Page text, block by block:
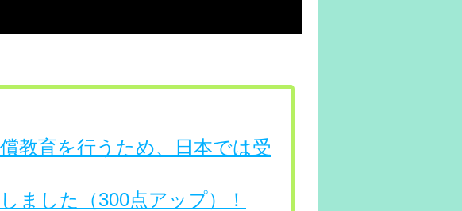
教育を行うため、日本では受
ました（300点アップ）！